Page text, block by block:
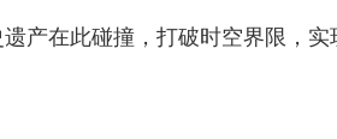
产在此碰撞，打破时空界限，